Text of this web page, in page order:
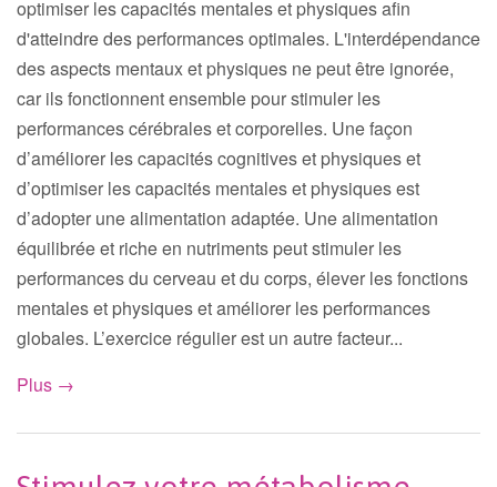
optimiser les capacités mentales et physiques afin
d'atteindre des performances optimales. L'interdépendance
des aspects mentaux et physiques ne peut être ignorée,
car ils fonctionnent ensemble pour stimuler les
performances cérébrales et corporelles. Une façon
d’améliorer les capacités cognitives et physiques et
d’optimiser les capacités mentales et physiques est
d’adopter une alimentation adaptée. Une alimentation
équilibrée et riche en nutriments peut stimuler les
performances du cerveau et du corps, élever les fonctions
mentales et physiques et améliorer les performances
globales. L’exercice régulier est un autre facteur...
Plus →